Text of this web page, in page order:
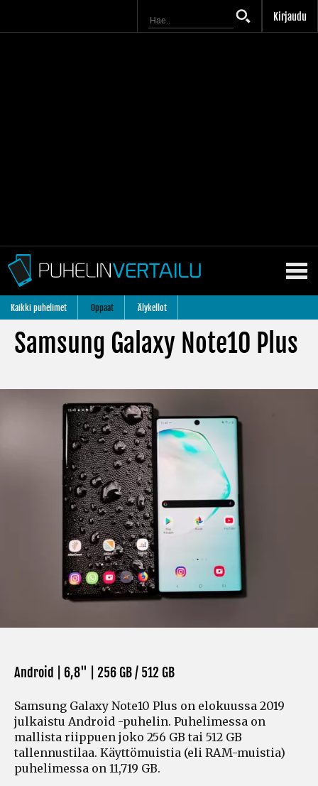
Kirjaudu
Kaikki puhelimet Oppaat Älykellot
Samsung Galaxy Note10 Plus
Android | 6,8" | 256 GB / 512 GB
Samsung Galaxy Note10 Plus on elokuussa 2019
julkaistu Android -puhelin. Puhelimessa on
mallista riippuen joko 256 GB tai 512 GB
tallennustilaa. Käyttömuistia (eli RAM-muistia)
puhelimessa on 11,719 GB.